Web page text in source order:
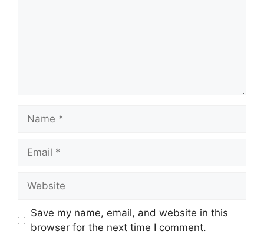
Save my name, email, and website in this
browser for the next time I comment.